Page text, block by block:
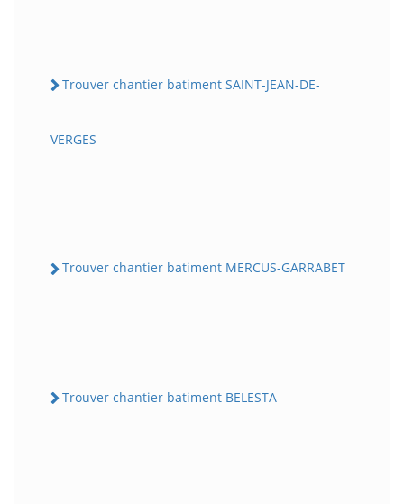
Trouver chantier batiment SAINT-JEAN-DE-
VERGES
Trouver chantier batiment MERCUS-GARRABET
Trouver chantier batiment BELESTA